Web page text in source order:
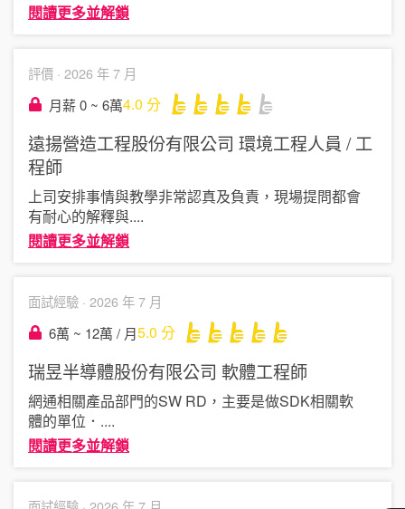
閱讀更多並解鎖
評價 · 2026 年 7 月
月薪 0 ~ 6萬4.0 分
遠揚營造工程股份有限公司 環境工程人員 / 工
程師
上司安排事情與教學非常認真及負責，現場提問都會
有耐心的解釋與....
閱讀更多並解鎖
面試經驗 · 2026 年 7 月
6萬 ~ 12萬 / 月5.0 分
瑞昱半導體股份有限公司 軟體工程師
網通相關產品部門的SW RD，主要是做SDK相關軟
體的單位． ....
閱讀更多並解鎖